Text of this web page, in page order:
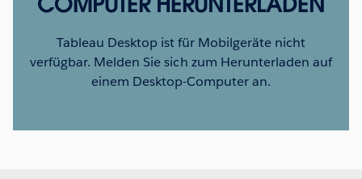
Tableau Desktop ist für Mobilgeräte nicht
verfügbar. Melden Sie sich zum Herunterladen auf
einem Desktop-Computer an.